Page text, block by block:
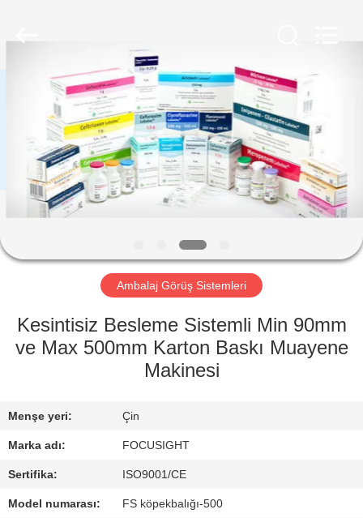
ÜRÜN:%
EXCEPTION
:
INVALID_FETCH
GETIP()
ERROR
TURU
KALITE
KONTROL
All
Ambalaj Görüş Sistemleri
Kesintisiz Besleme Sistemli Min 90mm
ve Max 500mm Karton Baskı Muayene
Makinesi
Menşe yeri: Çin
Marka adı: FOCUSIGHT
Sertifika: ISO9001/CE
Model numarası: FS köpekbalığı-500